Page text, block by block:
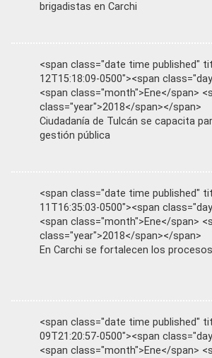
brigadistas en Carchi
<span class="date time published"
12T15:18:09-0500"><span
<span class="month">Ene</span>
class="year">2018</span></span>
Ciudadanía de Tulcán se capacita
gestión pública
<span class="date time published"
11T16:35:03-0500"><span
<span class="month">Ene</span>
class="year">2018</span></span>
En Carchi se fortalecen los
<span class="date time published"
09T21:20:57-0500"><span
<span class="month">Ene</span>